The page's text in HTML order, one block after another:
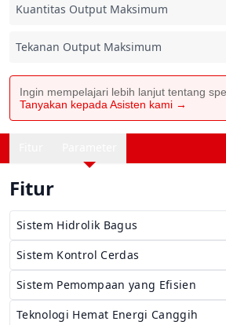
Kuantitas Output Maksimum
Tekanan Output Maksimum
Ingin mempelajari lebih lanjut tentang
Tanyakan kepada Asisten kami →
Fitur
Sistem Hidrolik Bagus
Sistem Kontrol Cerdas
Sistem Pemompaan yang Efisien
Teknologi Hemat Energi Canggih